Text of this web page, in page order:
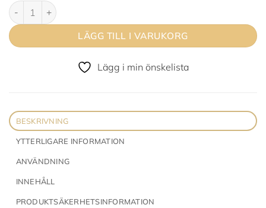
DermaQuest Hydrating Mist Toner mängd
LÄGG TILL I VARUKORG
Lägg i min önskelista
BESKRIVNING
YTTERLIGARE INFORMATION
ANVÄNDNING
INNEHÅLL
PRODUKTSÄKERHETSINFORMATION